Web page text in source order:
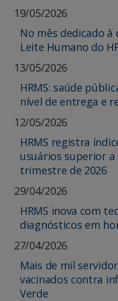
19/05/2026
No mês dedicado à
Leite Humano do
13/05/2026
HRMS: saúde
nível de entrega e
12/05/2026
HRMS registra
usuários superior
trimestre de 2026
29/04/2026
HRMS inova com
diagnósticos em
27/04/2026
Mais de mil
vacinados contra
Verde